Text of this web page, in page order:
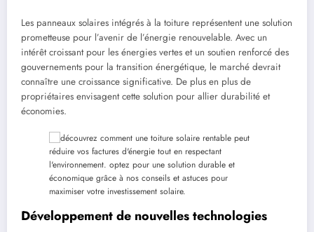
Les panneaux solaires intégrés à la toiture représentent une solution
prometteuse pour l’avenir de l’énergie renouvelable. Avec un
intérêt croissant pour les énergies vertes et un soutien renforcé des
gouvernements pour la transition énergétique, le marché devrait
connaître une croissance significative. De plus en plus de
propriétaires envisagent cette solution pour allier durabilité et
économies.
Développement de nouvelles technologies